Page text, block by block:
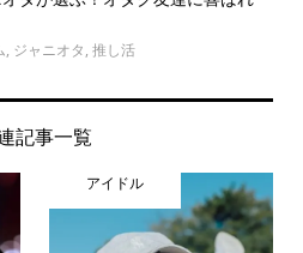
, ジャニオタ, 推し活
記事一覧
アイドル